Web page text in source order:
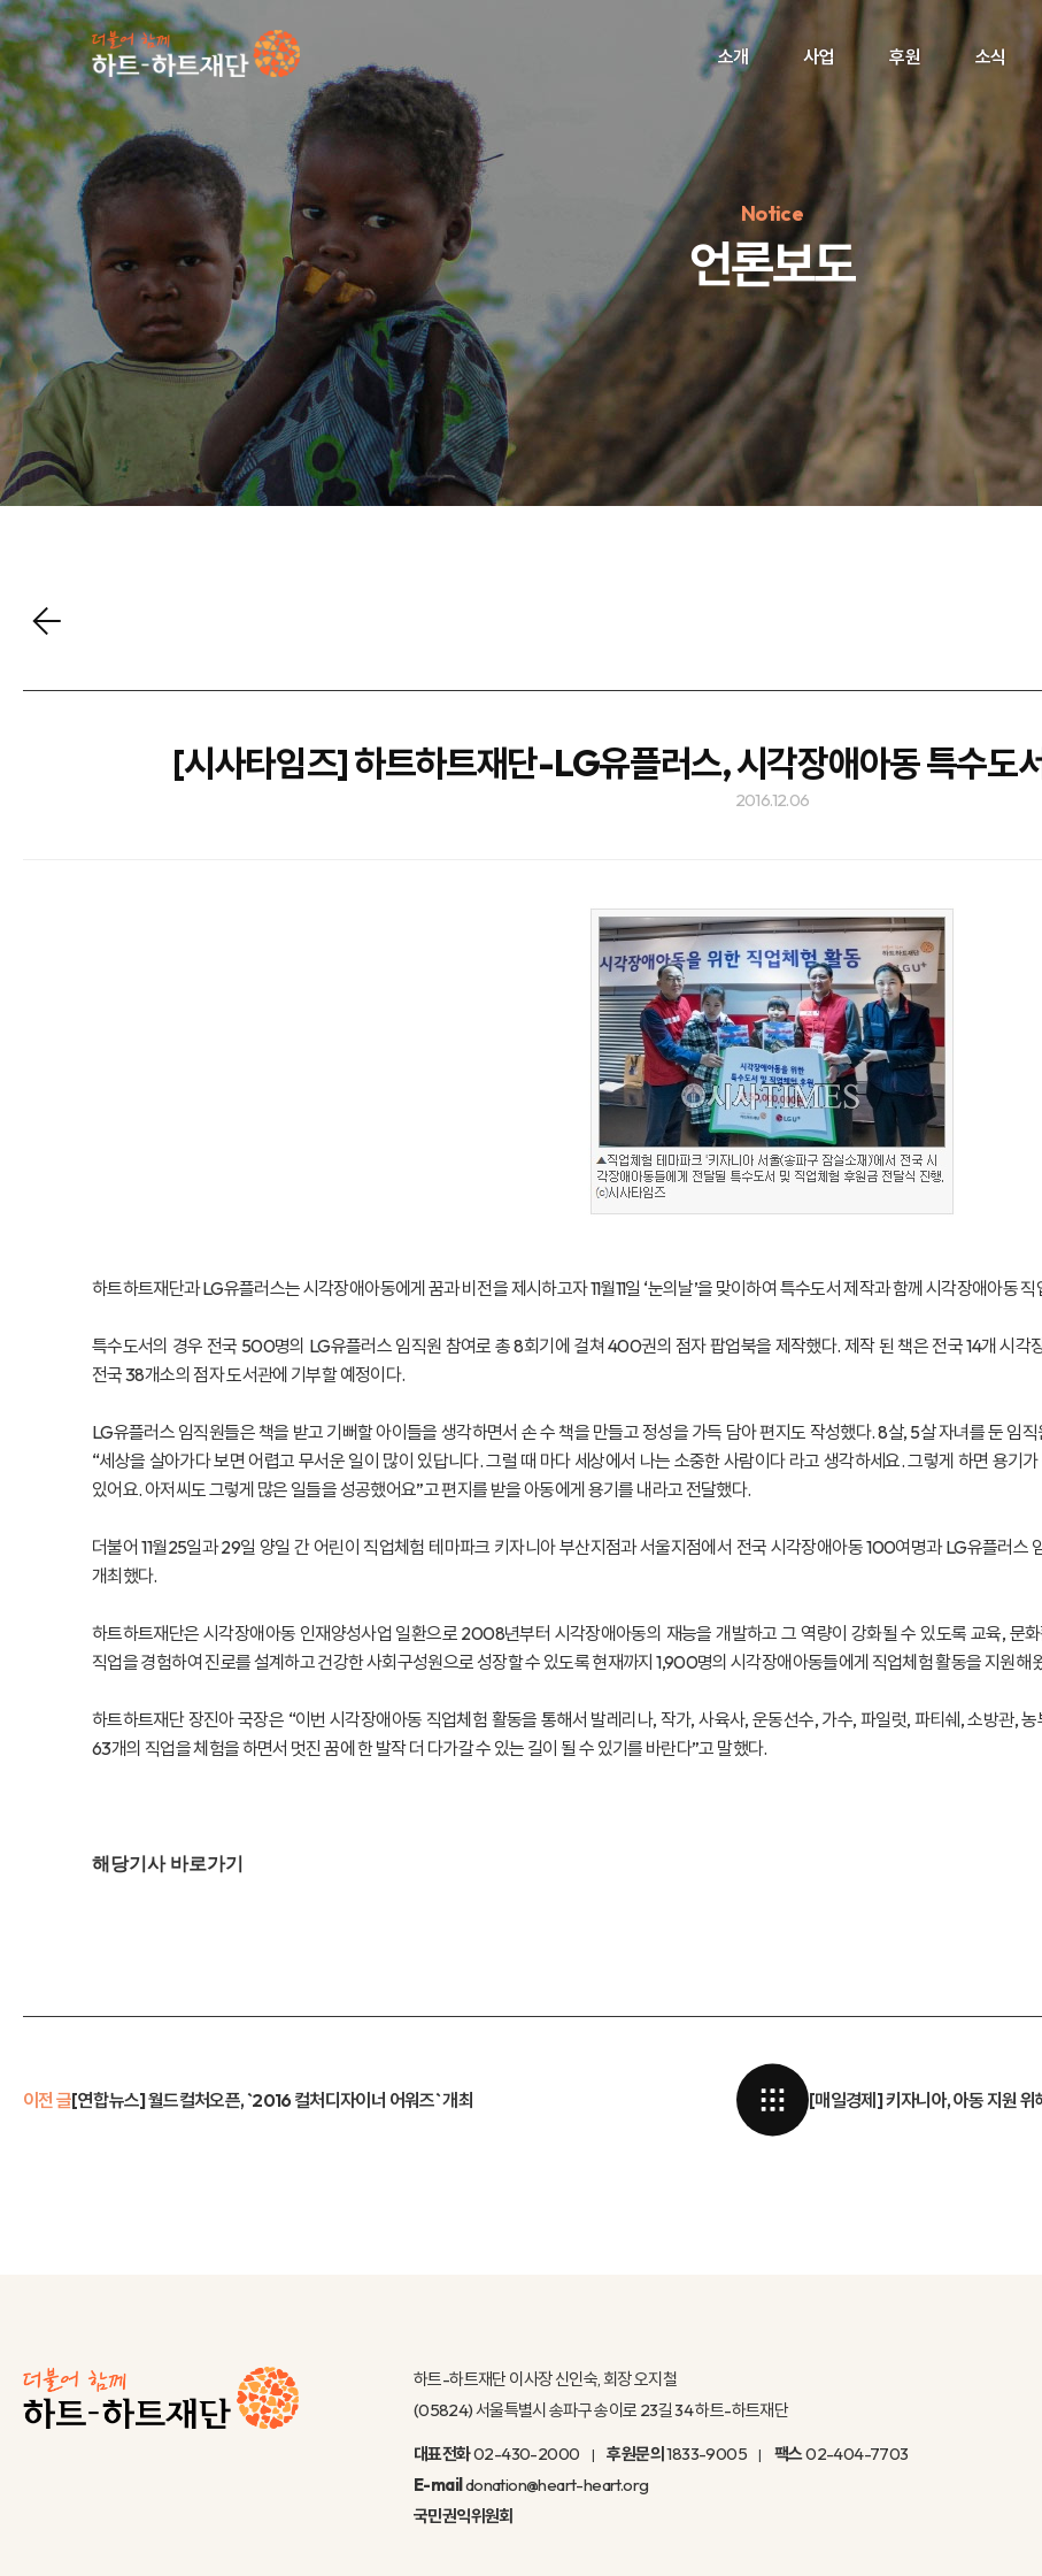
소개 사업 후원 소식
인기 키워드 #정기후원 #하트플레이스#캠페인#팬덤후원
Notice
언론보도
언론보도
[시사타임즈] 하트하트재단-LG유플러스, 시각장애아동 특수도
2016.12.06
하트하트재단과 LG유플러스는 시각장애아동에게 꿈과 비전을 제시하고자 11월11일 ‘눈의날’을 맞이하여 특수도서 제작과 함께 시각장애아동
특수도서의 경우 전국 500명의 LG유플러스 임직원 참여로 총 8회기에 걸쳐 400권의 점자 팝업북을 제작했다. 제작 된 책은 전국 14개 시각
전국 38개소의 점자 도서관에 기부할 예정이다.
LG유플러스 임직원들은 책을 받고 기뻐할 아이들을 생각하면서 손 수 책을 만들고 정성을 가득 담아 편지도 작성했다. 8살, 5살 자녀를 둔 임
“세상을 살아가다 보면 어렵고 무서운 일이 많이 있답니다. 그럴 때 마다 세상에서 나는 소중한 사람이다 라고 생각하세요. 그렇게 하면 용기
있어요. 아저씨도 그렇게 많은 일들을 성공했어요”고 편지를 받을 아동에게 용기를 내라고 전달했다.
더불어 11월25일과 29일 양일 간 어린이 직업체험 테마파크 키자니아 부산지점과 서울지점에서 전국 시각장애아동 100여명과 LG유플러스
개최했다.
하트하트재단은 시각장애아동 인재양성사업 일환으로 2008년부터 시각장애아동의 재능을 개발하고 그 역량이 강화될 수 있도록 교육, 문
직업을 경험하여 진로를 설계하고 건강한 사회구성원으로 성장할 수 있도록 현재까지 1,900명의 시각장애아동들에게 직업체험 활동을 지원해
하트하트재단 장진아 국장은 “이번 시각장애아동 직업체험 활동을 통해서 발레리나, 작가, 사육사, 운동선수, 가수, 파일럿, 파티쉐, 소방관,
63개의 직업을 체험을 하면서 멋진 꿈에 한 발작 더 다가갈 수 있는 길이 될 수 있기를 바란다”고 말했다.
해당기사 바로가기
이전 글[연합뉴스] 월드컬처오픈, `2016 컬처디자이너 어워즈` 개최 [매일경제] 키자니아, 아동 지원
하트-하트재단 이사장 신인숙, 회장 오지철
(05824) 서울특별시 송파구 송이로 23길 34 하트-하트재단
대표전화02-430-2000 후원문의1833-9005 팩스02-404-7703
E-maildonation@heart-heart.org
국민권익위원회